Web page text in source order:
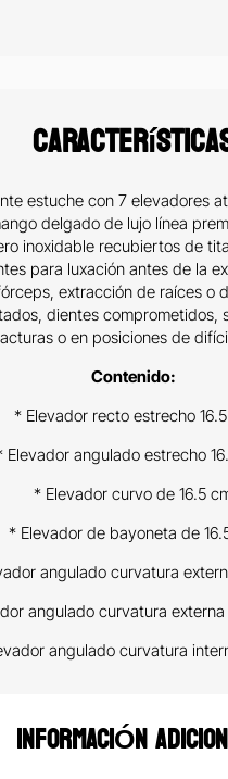
estuche con 7 elevadores
delgado de lujo línea
inoxidable recubiertos de
para luxación antes de la
extracción de raíces o
dientes comprometidos,
o en posiciones de
Contenido:
* Elevador recto estrecho
Elevador angulado estrecho
* Elevador curvo de 16.5
* Elevador de bayoneta de
angulado curvatura
angulado curvatura
angulado curvatura
INFORMACIÓN